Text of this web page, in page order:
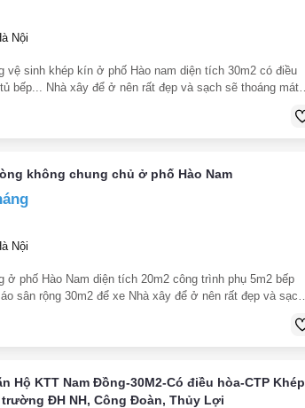
Nội
vệ sinh khép kín ở phố Hào nam diện tích 30m2 có điều
bếp... Nhà xây để ở nên rất đẹp và sạch sẽ thoáng mát
không chung chủ ở phố Hào Nam
Nội
ở phố Hào Nam diện tích 20m2 công trình phụ 5m2 bếp
sân rộng 30m2 để xe Nhà xây để ở nên rất đẹp và sạch
Hộ KTT Nam Đồng-30M2-Có điều hòa-CTP Khép
trường ĐH NH, Công Đoàn, Thủy Lợi